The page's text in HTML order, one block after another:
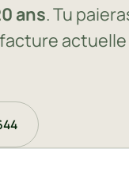
ans. Tu